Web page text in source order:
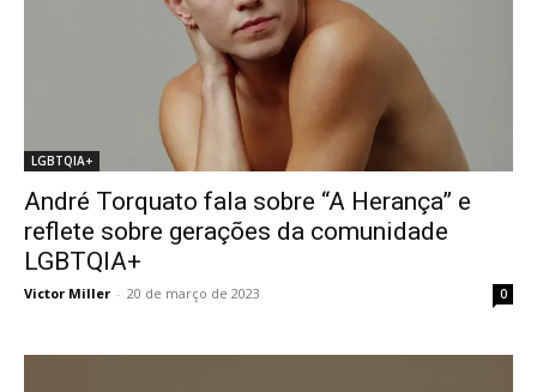
LGBTQIA+
André Torquato fala sobre “A Herança” e
reflete sobre gerações da comunidade
LGBTQIA+
Victor Miller - 20 de março de 2023 0